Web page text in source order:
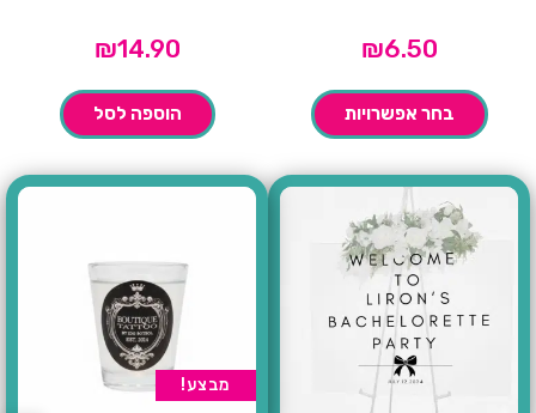
₪6.50
בחר אפשרויות
₪14.90
הוספה לסל
מבצע!